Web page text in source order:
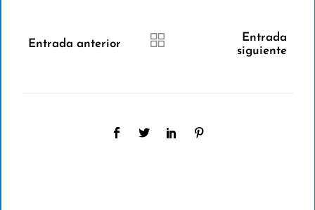
Entrada anterior
Entrada
siguiente